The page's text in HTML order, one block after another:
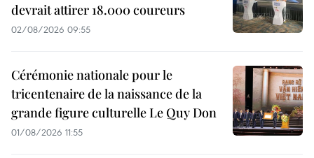
devrait attirer 18.000 coureurs
02/08/2026 09:55
Cérémonie nationale pour le
tricentenaire de la naissance de la
grande figure culturelle Le Quy Don
01/08/2026 11:55